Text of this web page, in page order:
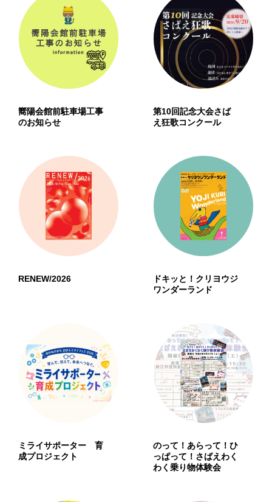
嚮陽会館前駐車場工事
のお知らせ
第10回記念大会さば
え狂歌コンクール
RENEW/2026
ドキッと！クリヨウジ
ワンダーランド
ミライサポーター 育
成プロジェクト
のって！あらって！ひ
っぱって！さばえわく
わく乗り物体験会